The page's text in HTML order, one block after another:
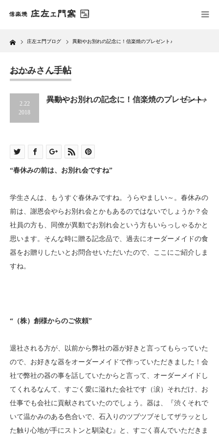
Home 庄左エ門ブログ 異動やお別れの記念に！信楽焼のプレゼント♪
おかみさん手帖
2.22
2018
異動やお別れの記念に！信楽焼のプレゼント♪
“春休みの前は、お別れ会ですね”
学生さんは、もうすぐ春休みですね。うらやましい～。春休みの
前は、謝恩会やらお別れ会とかもあるのではないでしょうか？会
社員の方も、同僚が異動でお別れ会という方もいらっしゃるかと
思います。そんな時に贈る記念品で、過去にオーダーメイドの食
器をお贈りしたいとお問合せいただいたので、ここにご紹介しま
すね。
“（株）創様からのご依頼”
退社される方が、以前から弊社の器が好きと言ってもらっていた
ので、お好きな器をオーダーメイドで作っていただきました！会
社で弊社の器の事を話していたからと言って、オーダーメイドし
てくれるなんて、すごく愛に溢れた会社です（涙）それだけ、お
仕事でも会社に貢献されていたのでしょう。器は、『渋くそれで
いて温かみのある色合いで、石入りのツブツブそしてザラッとし
た触り心地が手にストンと馴染む』と、すごく喜んでいただきま